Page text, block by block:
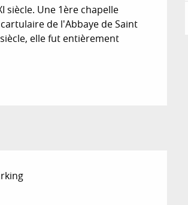
siècle. Une 1ère chapelle
de l'Abbaye de Saint
elle fut entièrement